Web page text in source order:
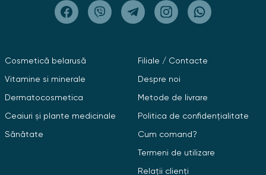
Cosmetică belarusă
Vitamine si minerale
Dermatocosmetica
Ceaiuri și plante medicinale
Sănătate
Filiale / Contacte
Despre noi
Metode de livrare
Politica de confidențialitate
Cum comand?
Termeni de utilizare
Relații clienți